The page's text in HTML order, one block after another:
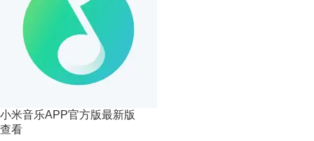
小米音乐APP官方版最新版
查看